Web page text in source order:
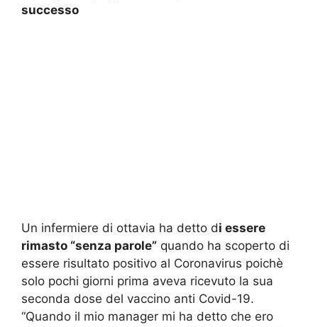
successo
Un infermiere di ottavia ha detto di essere
rimasto “senza parole” quando ha scoperto di
essere risultato positivo al Coronavirus poichè
solo pochi giorni prima aveva ricevuto la sua
seconda dose del vaccino anti Covid-19.
“Quando il mio manager mi ha detto che ero